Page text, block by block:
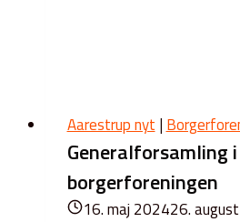
Aarestrup nyt |
Generalforsamling i
borgerforeningen
16. maj 202426.